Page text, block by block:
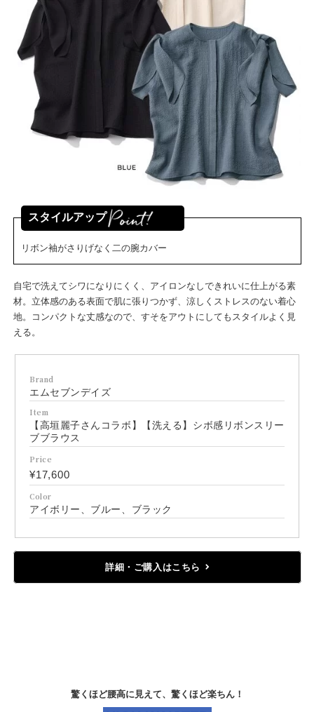
スタイルアップ
リボン袖がさりげなく二の腕カバー
自宅で洗えてシワになりにくく、アイロンなしできれいに仕上がる素
材。立体感のある表面で肌に張りつかず、涼しくストレスのない着心
地。コンパクトな丈感なので、すそをアウトにしてもスタイルよく見
える。
Brand
エムセブンデイズ
Item
【高垣麗子さんコラボ】【洗える】シボ感リボンスリー
ブブラウス
Price
¥17,600
Color
アイボリー、ブルー、ブラック
詳細・ご購入はこちら
驚くほど腰高に見えて、驚くほど楽ちん！